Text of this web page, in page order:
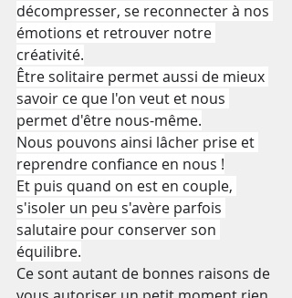
décompresser, se reconnecter à nos
émotions et retrouver notre
créativité.
Être solitaire permet aussi de mieux
savoir ce que l'on veut et nous
permet d'être nous-même.
Nous pouvons ainsi lâcher prise et
reprendre confiance en nous !
Et puis quand on est en couple,
s'isoler un peu s'avère parfois
salutaire pour conserver son
équilibre.
Ce sont autant de bonnes raisons de